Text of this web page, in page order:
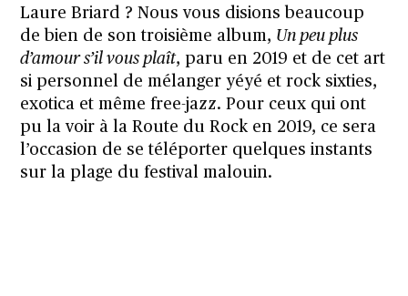
Laure Briard ? Nous vous disions beaucoup
de bien de son troisième album, Un peu plus
d’amour s’il vous plaît, paru en 2019 et de cet art
si personnel de mélanger yéyé et rock sixties,
exotica et même free-jazz. Pour ceux qui ont
pu la voir à la Route du Rock en 2019, ce sera
l’occasion de se téléporter quelques instants
sur la plage du festival malouin.